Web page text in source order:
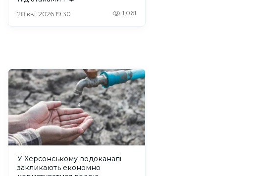
28 кві. 2026 19:30 1,061
У Херсонському водоканалі
закликають економно